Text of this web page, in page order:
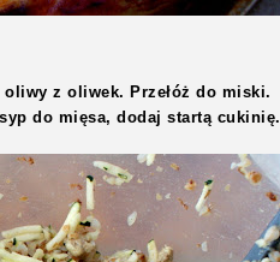
z oliwek. Przełóż do miski.
do mięsa, dodaj startą cukinię.